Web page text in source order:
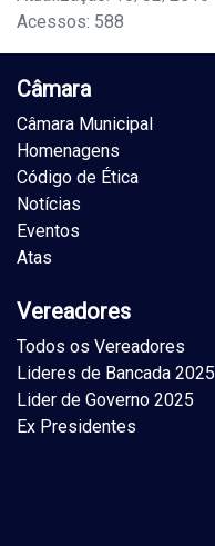
Acessos: 588
Câmara
Câmara Municipal
Homenagens
Código de Ética
Notícias
Eventos
Atas
Vereadores
Todos os Vereadores
Lideres de Bancada 2025
Lider de Governo 2025
Ex Presidentes